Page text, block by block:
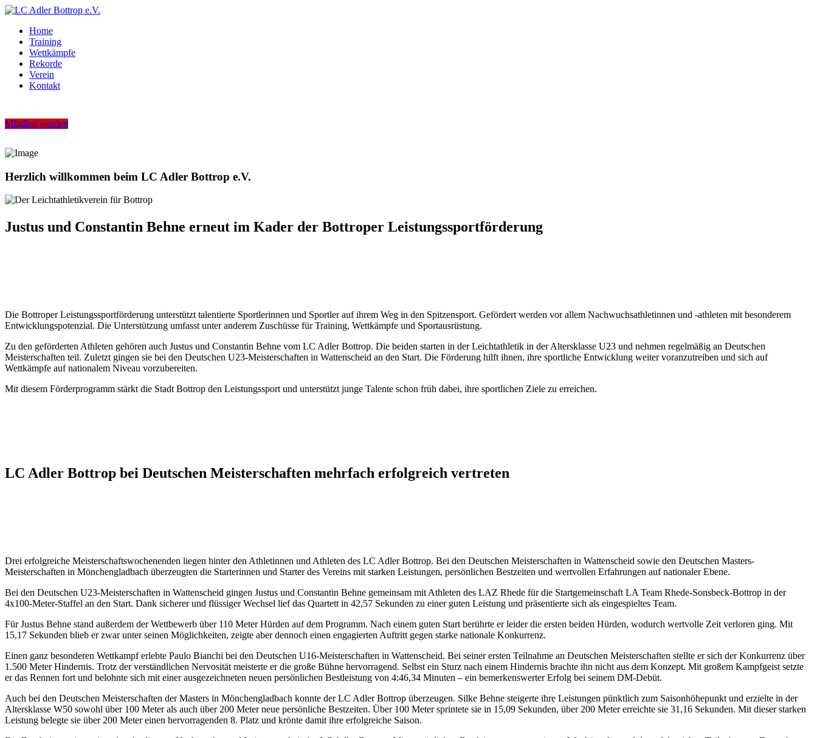
Home
Training
Wettkämpfe
Rekorde
Verein
Kontakt
Mitglied werden
Herzlich willkommen beim LC Adler Bottrop e.V.
Justus und Constantin Behne erneut im Kader der Bottroper Leistungssportförderung
Die Bottroper Leistungssportförderung unterstützt talentierte Sportlerinnen und Sportler auf ihrem Weg in den Spitzensport. Gefördert werden vor allem Nachwuchsathletinnen und -athleten mit besonderem
Entwicklungspotenzial. Die Unterstützung umfasst unter anderem Zuschüsse für Training, Wettkämpfe und Sportausrüstung.
Zu den geförderten Athleten gehören auch Justus und Constantin Behne vom LC Adler Bottrop. Die beiden starten in der Leichtathletik in der Altersklasse U23 und nehmen regelmäßig an Deutschen
Meisterschaften teil. Zuletzt gingen sie bei den Deutschen U23-Meisterschaften in Wattenscheid an den Start. Die Förderung hilft ihnen, ihre sportliche Entwicklung weiter voranzutreiben und sich auf
Wettkämpfe auf nationalem Niveau vorzubereiten.
Mit diesem Förderprogramm stärkt die Stadt Bottrop den Leistungssport und unterstützt junge Talente schon früh dabei, ihre sportlichen Ziele zu erreichen.
LC Adler Bottrop bei Deutschen Meisterschaften mehrfach erfolgreich vertreten
Drei erfolgreiche Meisterschaftswochenenden liegen hinter den Athletinnen und Athleten des LC Adler Bottrop. Bei den Deutschen Meisterschaften in Wattenscheid sowie den Deutschen Masters-
Meisterschaften in Mönchengladbach überzeugten die Starterinnen und Starter des Vereins mit starken Leistungen, persönlichen Bestzeiten und wertvollen Erfahrungen auf nationaler Ebene.
Bei den Deutschen U23-Meisterschaften in Wattenscheid gingen Justus und Constantin Behne gemeinsam mit Athleten des LAZ Rhede für die Startgemeinschaft LA Team Rhede-Sonsbeck-Bottrop in der
4x100-Meter-Staffel an den Start. Dank sicherer und flüssiger Wechsel lief das Quartett in 42,57 Sekunden zu einer guten Leistung und präsentierte sich als eingespieltes Team.
Für Justus Behne stand außerdem der Wettbewerb über 110 Meter Hürden auf dem Programm. Nach einem guten Start berührte er leider die ersten beiden Hürden, wodurch wertvolle Zeit verloren ging. Mit
15,17 Sekunden blieb er zwar unter seinen Möglichkeiten, zeigte aber dennoch einen engagierten Auftritt gegen starke nationale Konkurrenz.
Einen ganz besonderen Wettkampf erlebte Paulo Bianchi bei den Deutschen U16-Meisterschaften in Wattenscheid. Bei seiner ersten Teilnahme an Deutschen Meisterschaften stellte er sich der Konkurrenz über
1.500 Meter Hindernis. Trotz der verständlichen Nervosität meisterte er die große Bühne hervorragend. Selbst ein Sturz nach einem Hindernis brachte ihn nicht aus dem Konzept. Mit großem Kampfgeist setzte
er das Rennen fort und belohnte sich mit einer ausgezeichneten neuen persönlichen Bestleistung von 4:46,34 Minuten – ein bemerkenswerter Erfolg bei seinem DM-Debüt.
Auch bei den Deutschen Meisterschaften der Masters in Mönchengladbach konnte der LC Adler Bottrop überzeugen. Silke Behne steigerte ihre Leistungen pünktlich zum Saisonhöhepunkt und erzielte in der
Altersklasse W50 sowohl über 100 Meter als auch über 200 Meter neue persönliche Bestzeiten. Über 100 Meter sprintete sie in 15,09 Sekunden, über 200 Meter erreichte sie 31,16 Sekunden. Mit dieser starken
Leistung belegte sie über 200 Meter einen hervorragenden 8. Platz und krönte damit ihre erfolgreiche Saison.